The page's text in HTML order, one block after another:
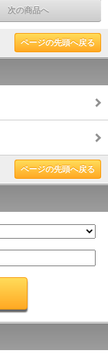
次の商品へ
ページの先頭へ戻る
ページの先頭へ戻る